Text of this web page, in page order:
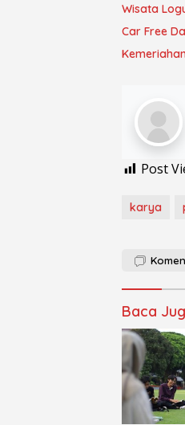
Wisata
Car Free
Post
karya
Baca